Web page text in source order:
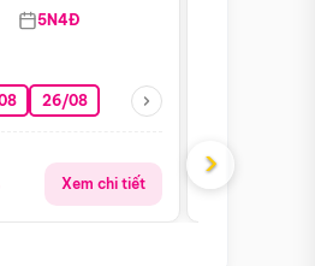
12/09
5N4Đ
26/08
Xem chi tiết
Giá từ:
›